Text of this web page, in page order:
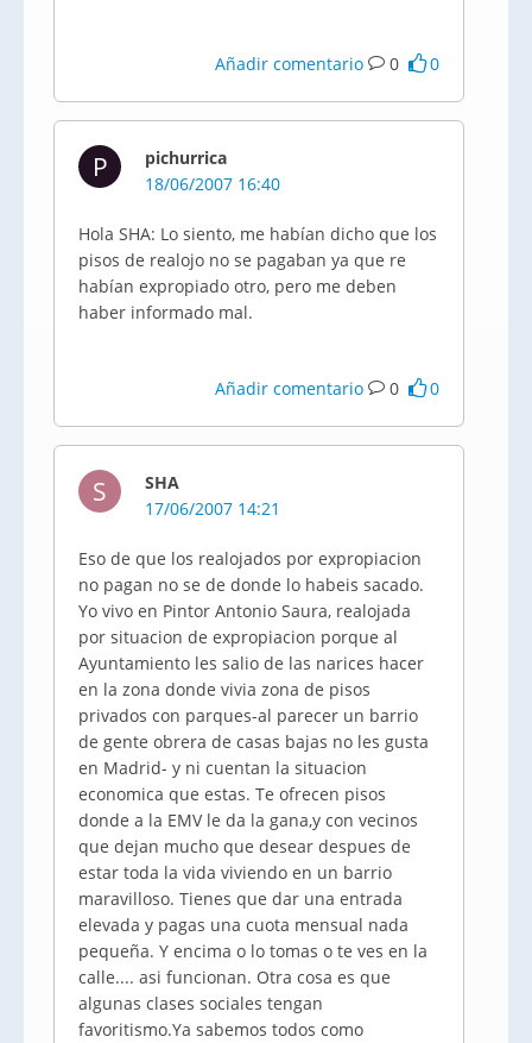
Añadir comentario 0 0
P
pichurrica
18/06/2007 16:40
Hola SHA: Lo siento, me habían dicho que los
pisos de realojo no se pagaban ya que re
habían expropiado otro, pero me deben
haber informado mal.
Añadir comentario 0 0
S
SHA
17/06/2007 14:21
Eso de que los realojados por expropiacion
no pagan no se de donde lo habeis sacado.
Yo vivo en Pintor Antonio Saura, realojada
por situacion de expropiacion porque al
Ayuntamiento les salio de las narices hacer
en la zona donde vivia zona de pisos
privados con parques-al parecer un barrio
de gente obrera de casas bajas no les gusta
en Madrid- y ni cuentan la situacion
economica que estas. Te ofrecen pisos
donde a la EMV le da la gana,y con vecinos
que dejan mucho que desear despues de
estar toda la vida viviendo en un barrio
maravilloso. Tienes que dar una entrada
elevada y pagas una cuota mensual nada
pequeña. Y encima o lo tomas o te ves en la
calle.... asi funcionan. Otra cosa es que
algunas clases sociales tengan
favoritismo.Ya sabemos todos como